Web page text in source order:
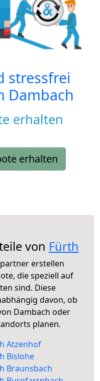
stressfrei
Dambach
erhalten
erhalten
von Fürth
erstellen
die speziell auf
sind. Diese
davon, ob
Dambach oder
planen.
Atzenhof
Bislohe
Braunsbach